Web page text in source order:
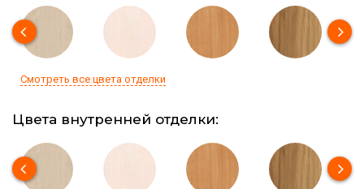
Смотреть все цвета отделки
Цвета внутренней отделки: